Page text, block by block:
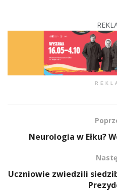
Neurologia w Ełku?
Uczniowie zwiedzili